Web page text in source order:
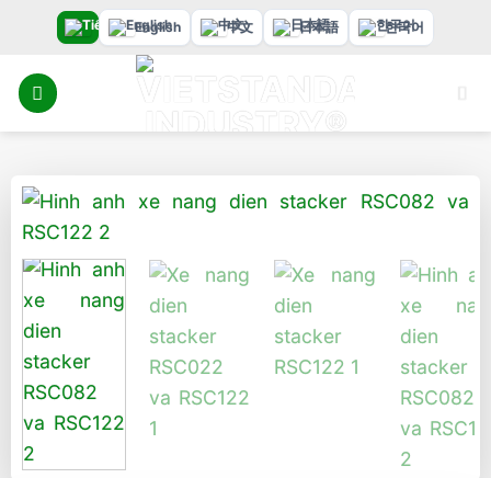
nội
dung
English 中文 日本語 한국어